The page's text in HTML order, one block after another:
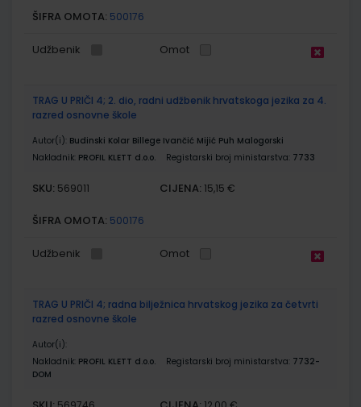
ŠIFRA OMOTA: 500176
Udžbenik Omot
TRAG U PRIČI 4; 2. dio, radni udžbenik hrvatskoga jezika za 4.
razred osnovne škole
Autor(i): Budinski Kolar Billege Ivančić Mijić Puh Malogorski
Nakladnik: PROFIL KLETT d.o.o. Registarski broj ministarstva: 7733
SKU: 569011 CIJENA: 15,15 €
ŠIFRA OMOTA: 500176
Udžbenik Omot
TRAG U PRIČI 4; radna bilježnica hrvatskog jezika za četvrti
razred osnovne škole
Autor(i):
Nakladnik: PROFIL KLETT d.o.o. Registarski broj ministarstva: 7732-
DOM